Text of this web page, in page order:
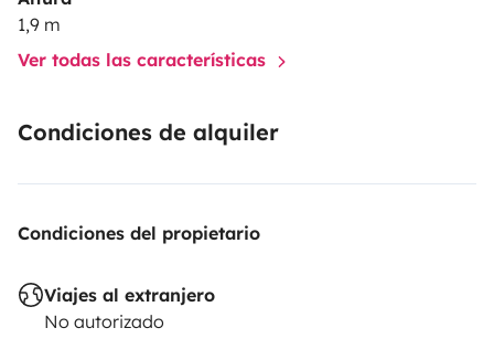
1,9 m
Ver todas las características
Condiciones de alquiler
Condiciones del propietario
Viajes al extranjero
No autorizado